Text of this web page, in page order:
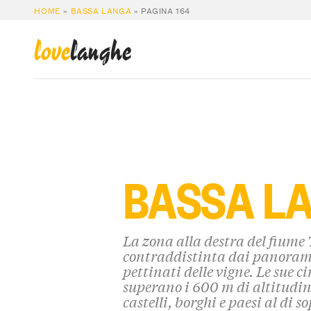
HOME » BASSA LANGA » PAGINA 164
lovelanghe
BASSA
La zona alla destra del fiume
contraddistinta dai
pettinati delle vigne. Le sue
superano i 600 m di
castelli, borghi e paesi al di